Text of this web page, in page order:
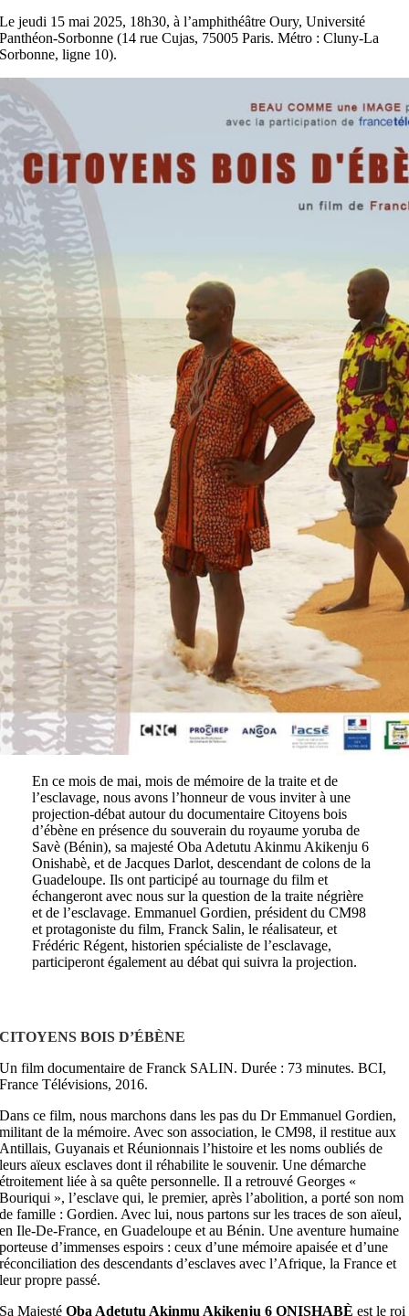
Le jeudi 15 mai 2025, 18h30, à l’amphithéâtre Oury, Université
Panthéon-Sorbonne (14 rue Cujas, 75005 Paris. Métro : Cluny-La
Sorbonne, ligne 10).
En ce mois de mai, mois de mémoire de la traite et de
l’esclavage, nous avons l’honneur de vous inviter à une
projection-débat autour du documentaire Citoyens bois
d’ébène en présence du souverain du royaume yoruba de
Savè (Bénin), sa majesté Oba Adetutu Akinmu Akikenju 6
Onishabè, et de Jacques Darlot, descendant de colons de la
Guadeloupe. Ils ont participé au tournage du film et
échangeront avec nous sur la question de la traite négrière
et de l’esclavage. Emmanuel Gordien, président du CM98
et protagoniste du film, Franck Salin, le réalisateur, et
Frédéric Régent, historien spécialiste de l’esclavage,
participeront également au débat qui suivra la projection.
CITOYENS BOIS D’ÉBÈNE
Un film documentaire de Franck SALIN. Durée : 73 minutes. BCI,
France Télévisions, 2016.
Dans ce film, nous marchons dans les pas du Dr Emmanuel Gordien,
militant de la mémoire. Avec son association, le CM98, il restitue aux
Antillais, Guyanais et Réunionnais l’histoire et les noms oubliés de
leurs aïeux esclaves dont il réhabilite le souvenir. Une démarche
étroitement liée à sa quête personnelle. Il a retrouvé Georges «
Bouriqui », l’esclave qui, le premier, après l’abolition, a porté son nom
de famille : Gordien. Avec lui, nous partons sur les traces de son aïeul,
en Ile-De-France, en Guadeloupe et au Bénin. Une aventure humaine
porteuse d’immenses espoirs : ceux d’une mémoire apaisée et d’une
réconciliation des descendants d’esclaves avec l’Afrique, la France et
leur propre passé.
Sa MajestéOba Adetutu Akinmu Akikenju 6ONISHABÈest le roi